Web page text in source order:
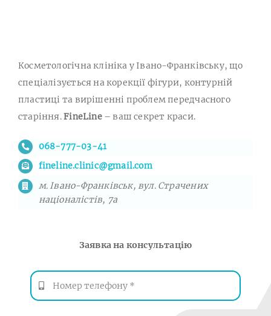
Косметологічна клініка у Івано-Франківську, що
спеціалізується на корекції фігури, контурній
пластиці та вирішенні проблем передчасного
старіння.FineLine– ваш секрет краси.
068-777-03-41
fineline.clinic@gmail.com
м. Івано-Франківськ, вул. Страчених
націоналістів, 7а
Заявка на консультацію